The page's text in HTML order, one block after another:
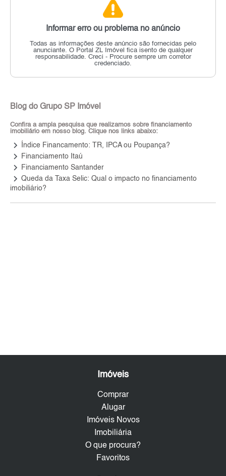
Informar erro ou problema no anúncio
Todas as informações deste anúncio são fornecidas pelo
anunciante. O Portal ZL Imóvel fica isento de qualquer
responsabilidade. Creci - Procure sempre um corretor
credenciado.
Blog do Grupo SP Imóvel
Confira a ampla pesquisa que realizamos sobre financiamento
imobiliário em nosso blog. Clique nos links abaixo:
keyboard_arrow_right Índice Financamento: TR, IPCA ou Poupança?
keyboard_arrow_right Financiamento Itaú
keyboard_arrow_right Financiamento Santander
keyboard_arrow_right Queda da Taxa Selic: Qual o impacto no financiamento
imobiliário?
Imóveis
Comprar
Alugar
Imóveis Novos
Imobiliária
O que procura?
Favoritos